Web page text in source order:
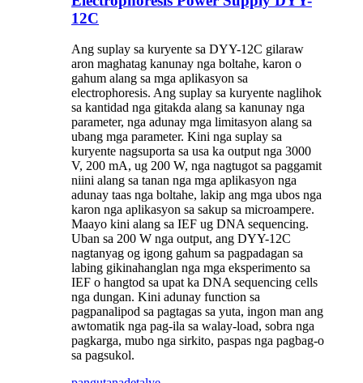
12C
Ang suplay sa kuryente sa DYY-12C gilaraw
aron maghatag kanunay nga boltahe, karon o
gahum alang sa mga aplikasyon sa
electrophoresis. Ang suplay sa kuryente naglihok
sa kantidad nga gitakda alang sa kanunay nga
parameter, nga adunay mga limitasyon alang sa
ubang mga parameter. Kini nga suplay sa
kuryente nagsuporta sa usa ka output nga 3000
V, 200 mA, ug 200 W, nga nagtugot sa paggamit
niini alang sa tanan nga mga aplikasyon nga
adunay taas nga boltahe, lakip ang mga ubos nga
karon nga aplikasyon sa sakup sa microampere.
Maayo kini alang sa IEF ug DNA sequencing.
Uban sa 200 W nga output, ang DYY-12C
nagtanyag og igong gahum sa pagpadagan sa
labing gikinahanglan nga mga eksperimento sa
IEF o hangtod sa upat ka DNA sequencing cells
nga dungan. Kini adunay function sa
pagpanalipod sa pagtagas sa yuta, ingon man ang
awtomatik nga pag-ila sa walay-load, sobra nga
pagkarga, mubo nga sirkito, paspas nga pagbag-o
sa pagsukol.